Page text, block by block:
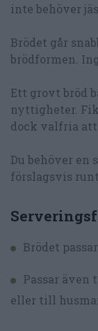
inte behöver
Brödet går
brödformen.
Ett grovt bröd
nyttigheter.
dock valfria att
Du behöver en
förslagsvis runt
Brödet
Passar
eller till